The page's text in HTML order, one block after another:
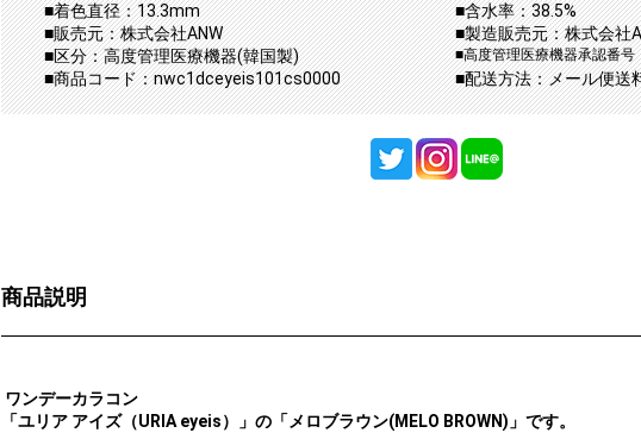
■着色直径：13.3mm
■含水率：38.5%
■販売元：株式会社ANW
■製造販売元：株式会社
■区分：高度管理医療機器(韓国製)
■高度管理医療機器承認番
■商品コード：nwc1dceyeis101cs0000 ■配送方法：メール便送
商品説明
ワンデーカラコン
「ユリア アイズ（URIA eyeis）」の「メロブラウン(MELO BROWN)」です。